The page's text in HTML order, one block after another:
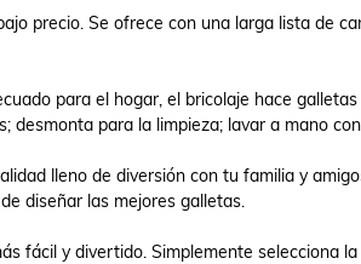
precio. Se ofrece con una larga lista de
para el hogar, el bricolaje hace
para la limpieza; lavar a mano
lleno de diversión con tu familia y
diseñar las mejores galletas.
fácil y divertido. Simplemente selecciona